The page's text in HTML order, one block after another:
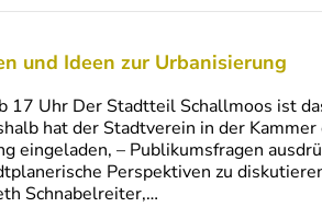
und Ideen zur Urbanisierung
17 Uhr Der Stadtteil Schallmoos ist
hat der Stadtverein in der Kammer
eingeladen, – Publikumsfragen
Perspektiven zu
Schnabelreiter,…